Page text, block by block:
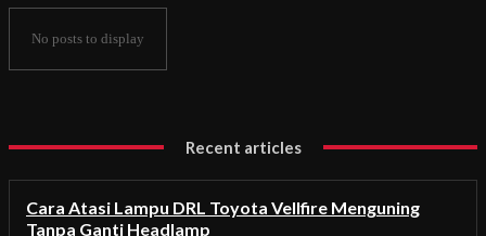
No posts to display
Recent articles
Cara Atasi Lampu DRL Toyota Vellfire Menguning
Tanpa Ganti Headlamp